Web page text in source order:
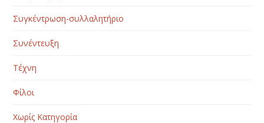
Συγκέντρωση-συλλαλητήριο
Συνέντευξη
Τέχνη
Φίλοι
Χωρίς Κατηγορία